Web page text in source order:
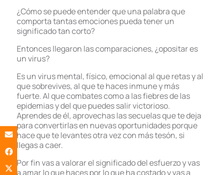
¿Cómo se puede entender que una palabra que
comporta tantas emociones pueda tener un
significado tan corto?
Entonces llegaron las comparaciones, ¿opositar es
un virus?
Es un virus mental, físico, emocional al que retas y al
que sobrevives, al que te haces inmune y más
fuerte. Al que combates como a las fiebres de las
epidemias y del que puedes salir victorioso.
Aprendes de él, aprovechas las secuelas que te deja
para convertirlas en nuevas oportunidades porque
hace que te levantes otra vez con más tesón, si
llegas a caer.
Por fin vas a valorar el significado del esfuerzo y vas
a amar lo que haces por lo que ha costado y vas a